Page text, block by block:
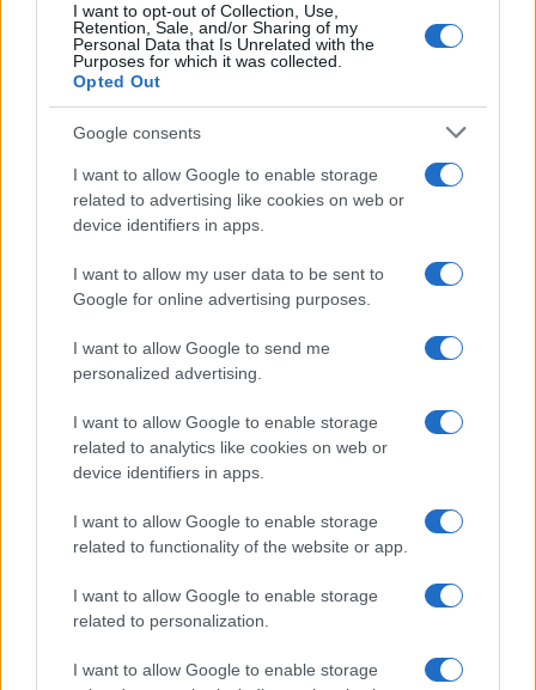
I want to opt-out of Collection, Use,
Retention, Sale, and/or Sharing of my
Personal Data that Is Unrelated with the
Purposes for which it was collected.
Opted Out
Google consents
I want to allow Google to enable storage
related to advertising like cookies on web or
device identifiers in apps.
I want to allow my user data to be sent to
Google for online advertising purposes.
I want to allow Google to send me
personalized advertising.
I want to allow Google to enable storage
related to analytics like cookies on web or
device identifiers in apps.
I want to allow Google to enable storage
related to functionality of the website or app.
I want to allow Google to enable storage
related to personalization.
I want to allow Google to enable storage
segurança da rede. As trocas podem ser hackeadas e suas
informações podem não estar seguras.
Portanto, se o Filecoin fosse hackeado e você tivesse
investido nele, você poderia perder seu dinheiro sem poder
fazer nada a respeito.
Sempre que você usar uma troca de criptomoeda,
certifique-se de que ela tenha uma boa reputação e ofereça
autenticação de dois fatores para segurança adicional.
Além disso, mantenha online apenas a quantidade de
moeda de que você precisa a qualquer momento. Dessa
forma, você reduzirá as chances de perder tudo em um
ataque de hacker.
Conclusão
Ganhar dinheiro com o Filecoin é possível, mas também
depende de quanto esforço e tempo você está disposto a
investir no processo. Se você quiser ganhar algum
dinheiro rápido, esta pode não ser a moeda certa para